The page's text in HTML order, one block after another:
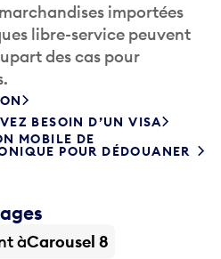
importées
libre-service peuvent
des cas pour
BESOIN D’UN VISA
MOBILE DE
POUR DÉDOUANER
àCarousel 8